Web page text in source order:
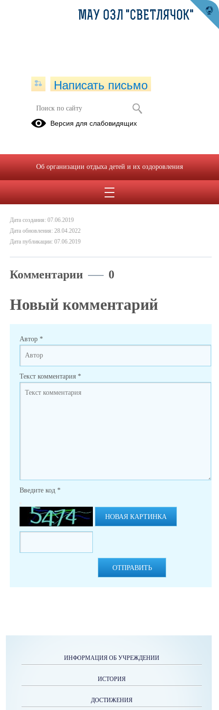
О нас говорят СМИ!
Ccылка на видео
Дата создания: 07.06.2019
Дата обновления: 28.04.2022
Дата публикации: 07.06.2019
Комментарии 0
Новый комментарий
Автор *
Текст комментария *
Введите код *
НОВАЯ КАРТИНКА
ОТПРАВИТЬ
ИНФОРМАЦИЯ ОБ УЧРЕЖДЕНИИ
ИСТОРИЯ
ДОСТИЖЕНИЯ
МАУ ОЗЛ "СВЕТЛЯЧОК"
Написать письмо
Версия для слабовидящих
Об организации отдыха детей и их оздоровления